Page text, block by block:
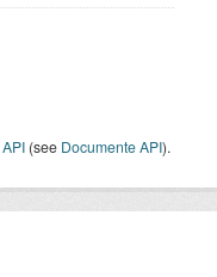
API (see Documente API).